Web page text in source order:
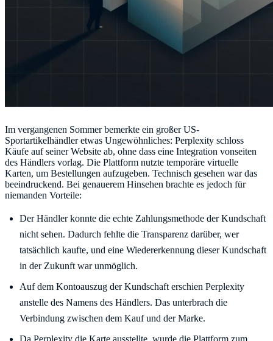
Im vergangenen Sommer bemerkte ein großer US-
Sportartikelhändler etwas Ungewöhnliches: Perplexity schloss
Käufe auf seiner Website ab, ohne dass eine Integration vonseiten
des Händlers vorlag. Die Plattform nutzte temporäre virtuelle
Karten, um Bestellungen aufzugeben. Technisch gesehen war das
beeindruckend. Bei genauerem Hinsehen brachte es jedoch für
niemanden Vorteile:
Der Händler konnte die echte Zahlungsmethode der Kundschaft
nicht sehen. Dadurch fehlte die Transparenz darüber, wer
tatsächlich kaufte, und eine Wiedererkennung dieser Kundschaft
in der Zukunft war unmöglich.
Auf dem Kontoauszug der Kundschaft erschien Perplexity
anstelle des Namens des Händlers. Das unterbrach die
Verbindung zwischen dem Kauf und der Marke.
Da Perplexity die Karte ausstellte, wurde die Plattform zum